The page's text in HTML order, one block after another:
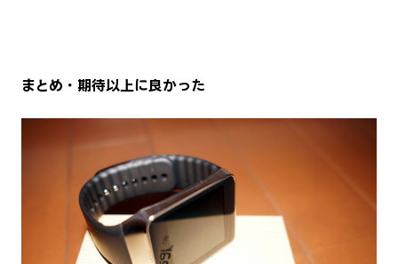
まとめ・期待以上に良かった